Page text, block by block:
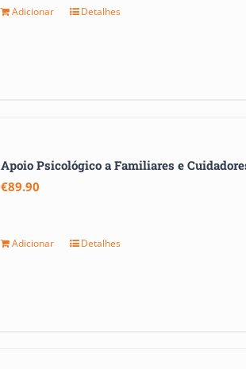
Adicionar Detalhes
Apoio Psicológico a Familiares e
€89.90
Adicionar Detalhes